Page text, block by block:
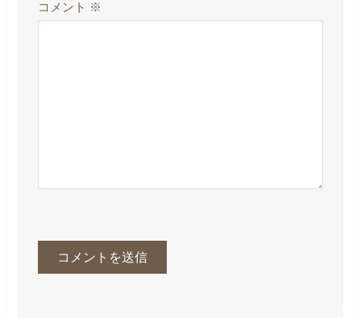
コメント ※